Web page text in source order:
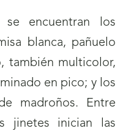
se encuentran los
blanca, pañuelo
también multicolor,
en pico; y los
madroños. Entre
jinetes inician las